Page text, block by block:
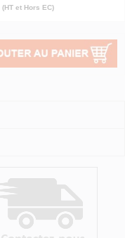
(HT et Hors EC)